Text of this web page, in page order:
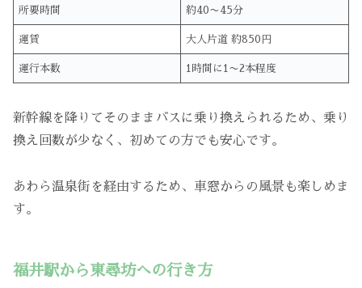
所要時間 約40〜45分
運賃 大人片道 約850円
運行本数 1時間に1〜2本程度
新幹線を降りてそのままバスに乗り換えられるため、乗り
換え回数が少なく、初めての方でも安心です。
あわら温泉街を経由するため、車窓からの風景も楽しめま
す。
福井駅から東尋坊への行き方